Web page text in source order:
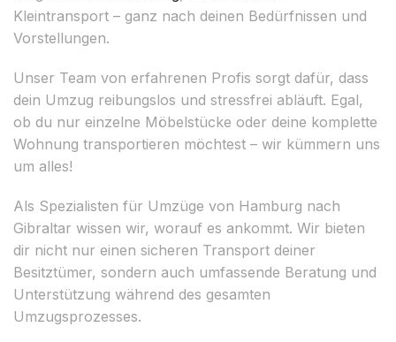
Kleintransport – ganz nach deinen Bedürfnissen und
Vorstellungen.
Unser Team von erfahrenen Profis sorgt dafür, dass
dein Umzug reibungslos und stressfrei abläuft. Egal,
ob du nur einzelne Möbelstücke oder deine komplette
Wohnung transportieren möchtest – wir kümmern uns
um alles!
Als Spezialisten für Umzüge von Hamburg nach
Gibraltar wissen wir, worauf es ankommt. Wir bieten
dir nicht nur einen sicheren Transport deiner
Besitztümer, sondern auch umfassende Beratung und
Unterstützung während des gesamten
Umzugsprozesses.